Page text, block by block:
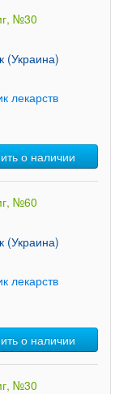
№30
(Украина)
лекарств
о наличии
№60
(Украина)
лекарств
о наличии
№30